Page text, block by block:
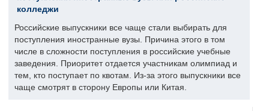
колледжи
Российские выпускники все чаще стали выбирать для
поступления иностранные вузы. Причина этого в том
числе в сложности поступления в российские учебные
заведения. Приоритет отдается участникам олимпиад и
тем, кто поступает по квотам. Из-за этого выпускники все
чаще смотрят в сторону Европы или Китая.